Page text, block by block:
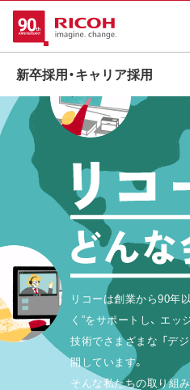
新卒採用・キャリア採用
リコーは創業から90年
く”をサポートし、 エッ
技術でさまざまな 「デ
開しています。
そんな私たちの取り組